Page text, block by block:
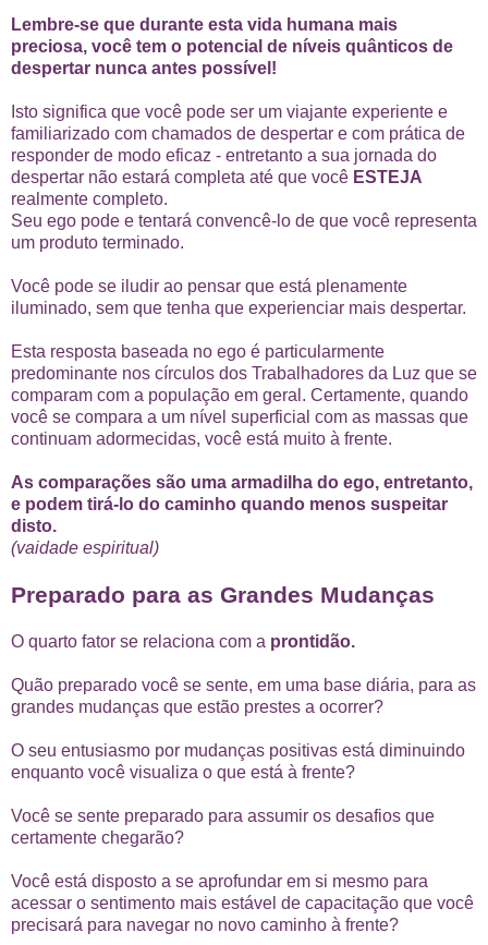
Lembre-se que durante esta vida humana mais
preciosa, você tem o potencial de níveis quânticos de
despertar nunca antes possível!
Isto significa que você pode ser um viajante experiente e
familiarizado com chamados de despertar e com prática de
responder de modo eficaz - entretanto a sua jornada do
despertar não estará completa até que você ESTEJA
realmente completo.
Seu ego pode e tentará convencê-lo de que você representa
um produto terminado.
Você pode se iludir ao pensar que está plenamente
iluminado, sem que tenha que experienciar mais despertar.
Esta resposta baseada no ego é particularmente
predominante nos círculos dos Trabalhadores da Luz que se
comparam com a população em geral. Certamente, quando
você se compara a um nível superficial com as massas que
continuam adormecidas, você está muito à frente.
As comparações são uma armadilha do ego, entretanto,
e podem tirá-lo do caminho quando menos suspeitar
disto.
(vaidade espiritual)
Preparado para as Grandes Mudanças
O quarto fator se relaciona com a prontidão.
Quão preparado você se sente, em uma base diária, para as
grandes mudanças que estão prestes a ocorrer?
O seu entusiasmo por mudanças positivas está diminuindo
enquanto você visualiza o que está à frente?
Você se sente preparado para assumir os desafios que
certamente chegarão?
Você está disposto a se aprofundar em si mesmo para
acessar o sentimento mais estável de capacitação que você
precisará para navegar no novo caminho à frente?